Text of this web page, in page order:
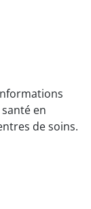
en
de soins.